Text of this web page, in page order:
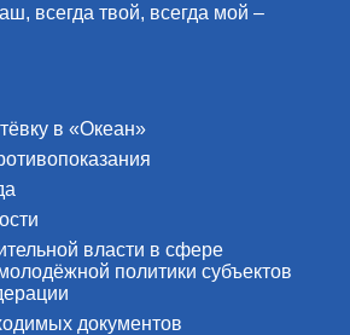
всегда твой, всегда мой –
в «Океан»
власти в сфере
политики субъектов
документов